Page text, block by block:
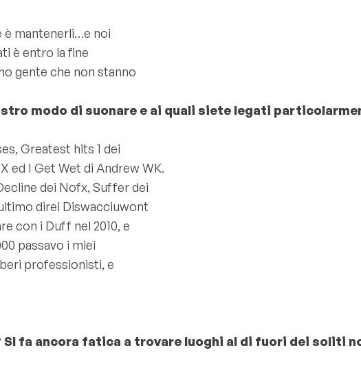
è mantenerli…e noi
è entro la fine
gente che non stanno
modo di suonare e ai quali siete legati
Greatest hits 1 dei
ed I Get Wet di Andrew WK.
dei Nofx, Suffer dei
direi Diswacciuwont
con i Duff nel 2010, e
passavo i miei
professionisti, e
SI fa ancora fatica a trovare luoghi al di fuori dei soliti